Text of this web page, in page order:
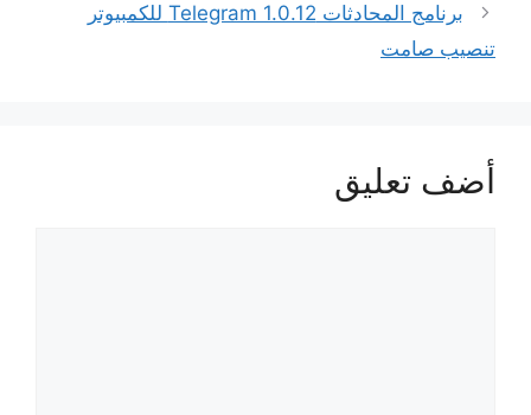
برنامج المحادثات Telegram 1.0.12 للكمبيوتر
تنصيب صامت
أضف تعليق